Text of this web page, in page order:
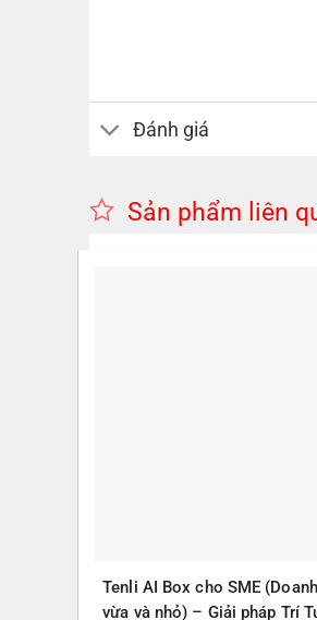
Đánh giá
Sản phẩm liên
Tenli AI Box cho SME
vừa và nhỏ) – Giải pháp Trí